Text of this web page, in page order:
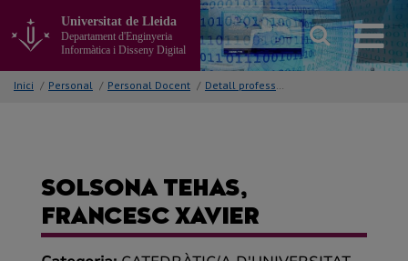
contingut
Universitat de Lleida
Departament d'Enginyeria
Informàtica i Disseny Digital
Inici / Personal / Personal Docent / Detall professor/a